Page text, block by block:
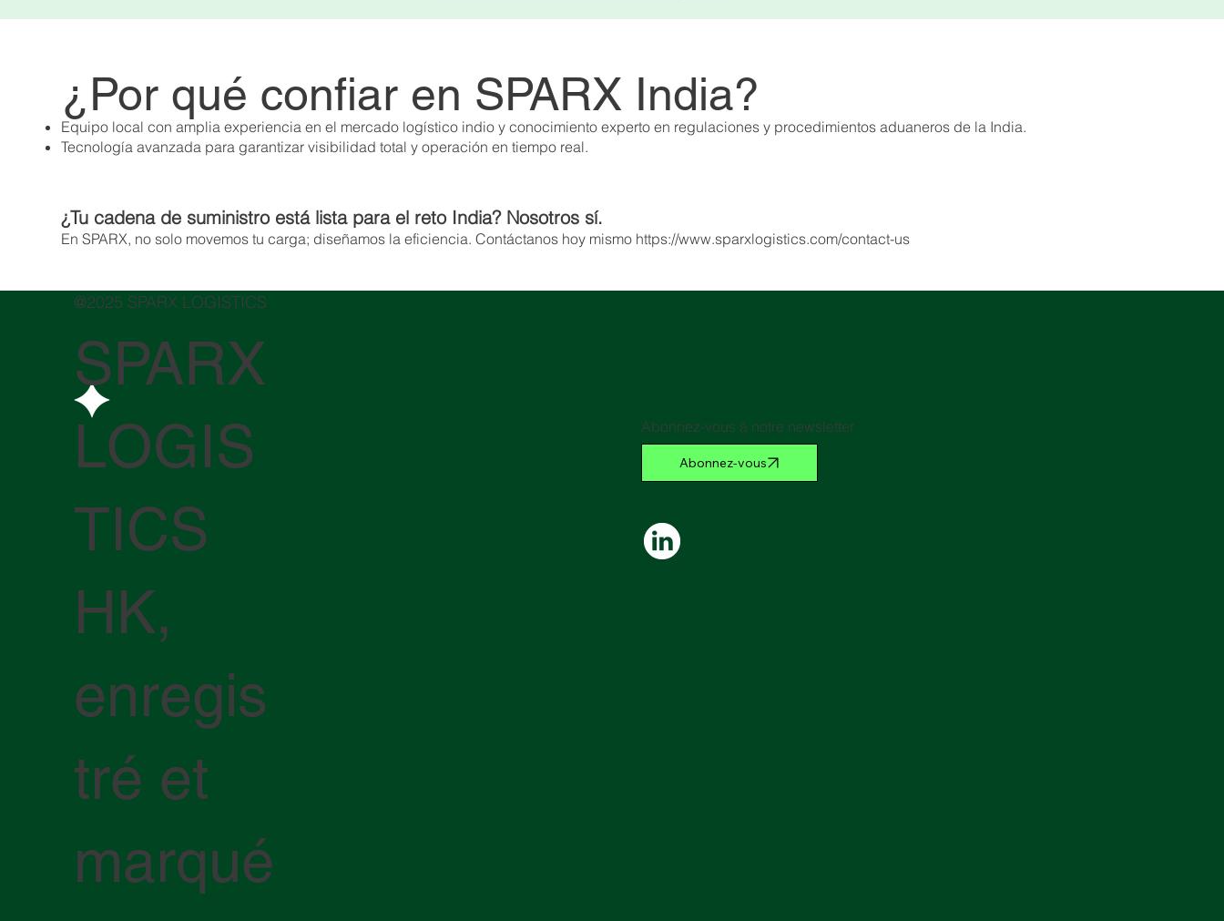
¿Por qué confiar en SPARX India?
Equipo local con amplia experiencia en el mercado logístico indio y conocimiento experto en regulaciones y procedimientos aduaneros de la India.
​Tecnología avanzada para garantizar visibilidad total y operación en tiempo real.
¿Tu cadena de suministro está lista para el reto India? Nosotros sí.
En SPARX, no solo movemos tu carga; diseñamos la eficiencia. Contáctanos hoy mismo https://www.sparxlogistics.com/contact-us
@2025 SPARX LOGISTICS
SPARX
LOGIS
TICS
HK,
enregis
tré et
marqué
Abonnez-vous à notre newsletter
Abonnez-vous